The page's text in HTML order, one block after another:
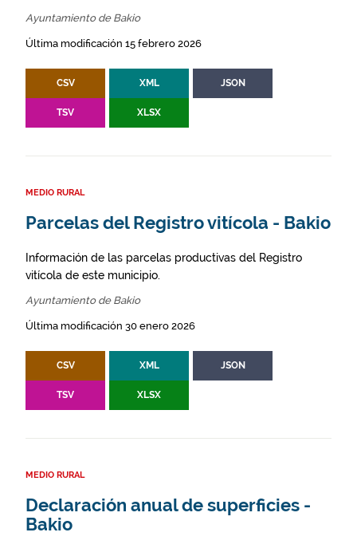
Ayuntamiento de Bakio
Última modificación 15 febrero 2026
CSV XML JSON
TSV XLSX
MEDIO RURAL
Parcelas del Registro vitícola - Bakio
Información de las parcelas productivas del Registro
vitícola de este municipio.
Ayuntamiento de Bakio
Última modificación 30 enero 2026
CSV XML JSON
TSV XLSX
MEDIO RURAL
Declaración anual de superficies -
Bakio